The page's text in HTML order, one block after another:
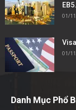
01/
01/
Danh Mục Phổ